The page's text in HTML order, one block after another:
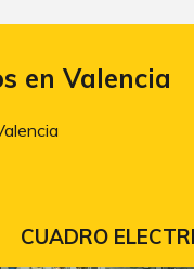
en Valencia
CUADRO